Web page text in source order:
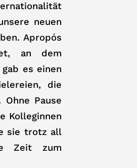
neuen
Apropós
an dem
es einen
die
Pause
Kolleginnen
sie trotz all
Zeit zum